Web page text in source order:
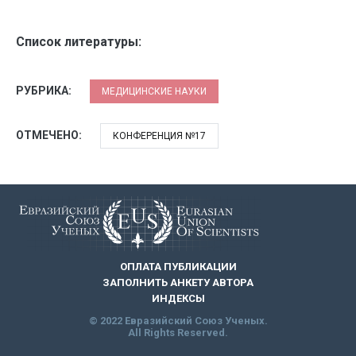
Список литературы:
РУБРИКА: МЕДИЦИНСКИЕ НАУКИ
ОТМЕЧЕНО: КОНФЕРЕНЦИЯ №17
ОПЛАТА ПУБЛИКАЦИИ
ЗАПОЛНИТЬ АНКЕТУ АВТОРА
ИНДЕКСЫ
© 2022 Евразийский Союз Ученых.
All Rights Reserved.